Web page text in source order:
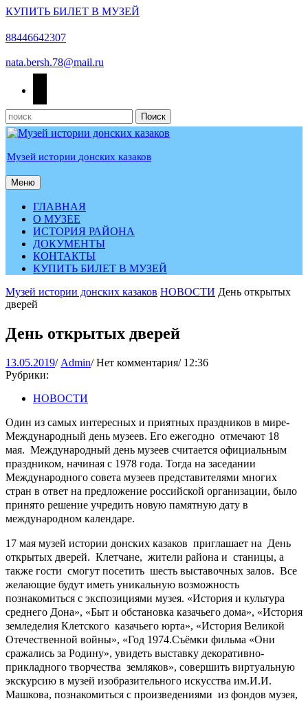
КУПИТЬ БИЛЕТ В МУЗЕЙ
к
88446642307
nata.bersh.78@mail.ru
Найти:
Музей истории донских казаков
МенюМеню
ГЛАВНАЯ
О МУЗЕЕ
ИСТОРИЯ РАЙОНА
ДОКУМЕНТЫ
КОНТАКТЫ
КУПИТЬ БИЛЕТ В МУЗЕЙ
КНОПКА
ЗАКРЫТЬ
Музей истории донских казаков НОВОСТИ День открытых
дверей
День открытых дверей
13.05.201913.05.2019
/ AdminAdmin
/Нет комментария/ 12:36
Рубрики:
НОВОСТИ
Один из самых интересных и приятных праздников в мире-
Международный день музеев. Его ежегодно отмечают 18
мая. Международный день музеев считается официальным
праздником, начиная с 1978 года. Тогда на заседании
Международного совета музеев представителями многих
стран в ответ на предложение российской организации, было
принято решение учредить новую памятную дату в
международном календаре.
17 мая музей истории донских казаков приглашает на День
открытых дверей. Клетчане, жители района и станицы, а
также гости смогут посетить шесть выставочных залов. Все
желающие будут иметь уникальную возможность
познакомиться с экспозициями музея. «История и культура
среднего Дона», «Быт и обстановка казачьего дома», «История
земледелия Клетского казачьего юрта», «История Великой
Отечественной войны», «Год 1974.Съёмки фильма «Они
сражались за Родину», увидеть выставку декоративно-
прикладного творчества земляков», совершить виртуальную
экскурсию в музей изобразительного искусства им.И.И.
Машкова, познакомиться с произведениями из фондов музея,